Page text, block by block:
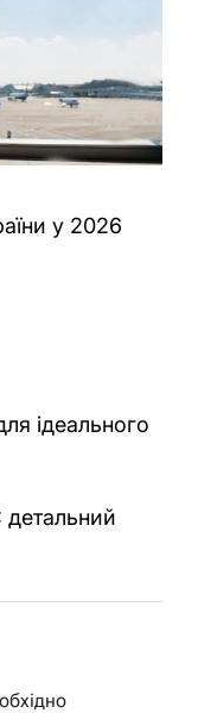
у 2026
ідеального